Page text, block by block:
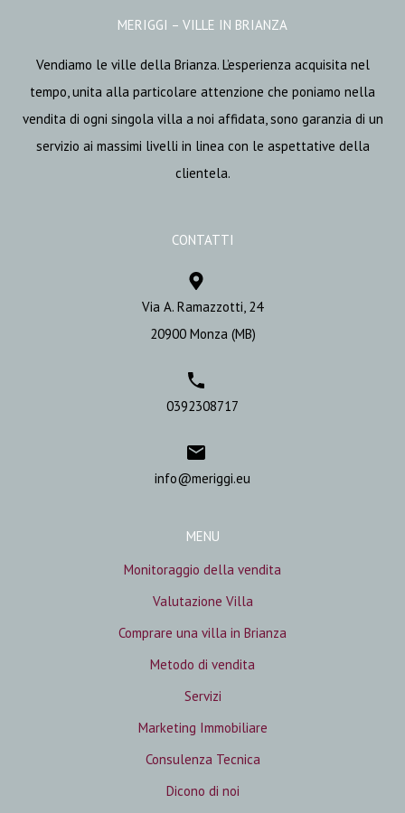
MERIGGI – VILLE IN BRIANZA
Vendiamo le ville della Brianza. L’esperienza acquisita nel
tempo, unita alla particolare attenzione che poniamo nella
vendita di ogni singola villa a noi affidata, sono garanzia di un
servizio ai massimi livelli in linea con le aspettative della
clientela.
CONTATTI
Via A. Ramazzotti, 24
20900 Monza (MB)
0392308717
info@meriggi.eu
MENU
Monitoraggio della vendita
Valutazione Villa
Comprare una villa in Brianza
Metodo di vendita
Servizi
Marketing Immobiliare
Consulenza Tecnica
Dicono di noi